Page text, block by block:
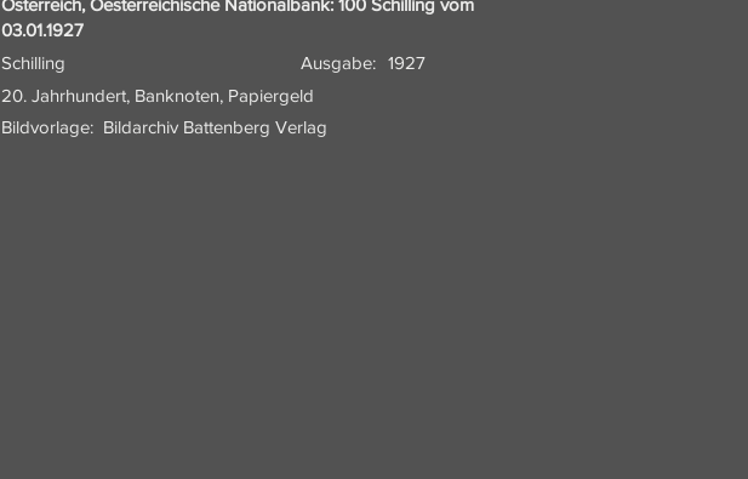
Österreich, Oesterreichische Nationalbank: 100 Schilling vom
03.01.1927
Schilling
Ausgabe: 1927
20. Jahrhundert, Banknoten, Papiergeld
Bildvorlage: Bildarchiv Battenberg Verlag